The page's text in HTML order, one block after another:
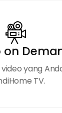
on
yang
TV.